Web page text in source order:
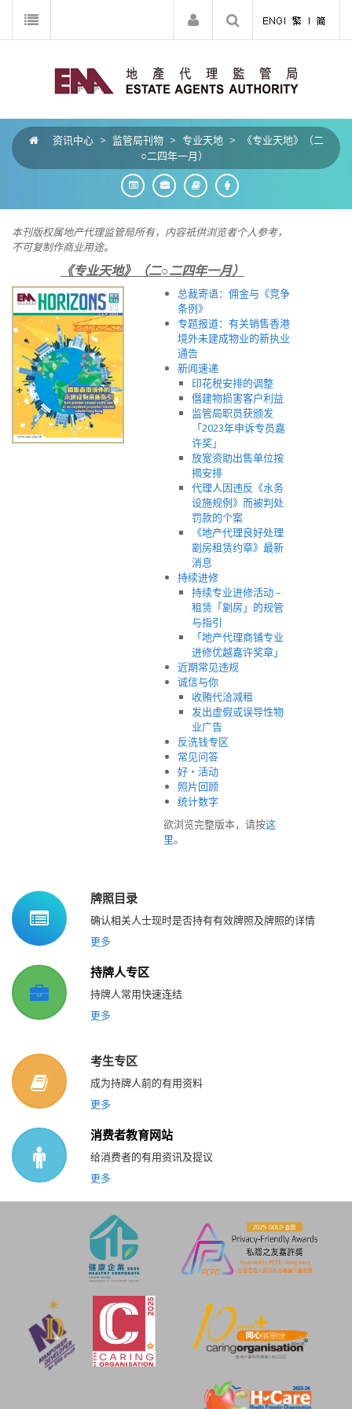
资讯中心 > 监管局刊物 > 专业天地 >
《专业天地》（二
○二四年一月）
本刊版权属地产代理监管局所有，内容祇供浏览者个人参考，
不可复制作商业用途。
《专业天地》（二○二四年一月）
总裁寄语：佣金与《竞争
条例》
专题报道：有关销售香港
境外未建成物业的新执业
通告
新闻速递
印花税安排的调整
僭建物损害客户利益
监管局职员获颁发
「2023年申诉专员嘉
许奖」
放宽资助出售单位按
揭安排
代理人因违反《水务
设施规例》而被判处
罚款的个案
《地产代理良好处理
劏房租赁约章》最新
消息
持续进修
持续专业进修活动 –
租赁「劏房」的规管
与指引
「地产代理商铺专业
进修优越嘉许奖章」
近期常见违规
诚信与你
收贿代洽减租
发出虚假或误导性物
业广告
反洗钱专区
常见问答
好‧活动
照片回顾
统计数字
欲浏览完整版本，请按这
里。
牌照目录
确认相关人士现时是否持有有效牌照及牌照的详情
更多
持牌人专区
持牌人常用快速连结
更多
考生专区
成为持牌人前的有用资料
更多
消费者教育网站
给消费者的有用资讯及提议
更多